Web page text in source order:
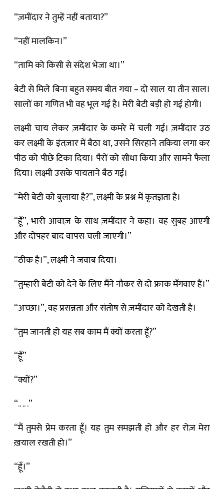
“ज़मींदार ने तुम्हें नहीं बताया?”
“नहीं मालकिन।”
“तामि को किसी से संदेश भेजा था।”
बेटी से मिले बिना बहुत समय बीत गया – दो साल या तीन साल।
सालों का गणित भी वह भूल गई है। मेरी बेटी बड़ी हो गई होगी।
लक्ष्मी चाय लेकर ज़मींदार के कमरे में चली गई। ज़मींदार उठ
कर लक्ष्मी के इंतज़ार में बैठा था, उसने सिरहाने तकिया लगा कर
पीठ को पीछे टिका दिया। पैरों को सीधा किया और सामने फैला
दिया। लक्ष्मी उसके पायताने बैठ गई।
“मेरी बेटी को बुलाया है?”, लक्ष्मी के प्रश्न में कृतज्ञता है।
“हूँ”, भारी आवाज़ के साथ ज़मींदार ने कहा। वह सुबह आएगी
और दोपहर बाद वापस चली जाएगी।”
“ठीक है।”, लक्ष्मी ने जवाब दिया।
“तुम्हारी बेटी को देने के लिए मैंने नौकर से दो फ्राक मँगवाए हैं।”
“अच्छा।”, वह प्रसन्नता और संतोष से ज़मींदार को देखती है।
“तुम जानती हो यह सब काम मैं क्यों करता हूँ?”
“हूँ”
“क्यों?”
“.. .. .”
“मैं तुमसे प्रेम करता हूँ। यह तुम समझती हो और हर रोज़ मेरा
ख़याल रखती हो।”
“हूँ।”